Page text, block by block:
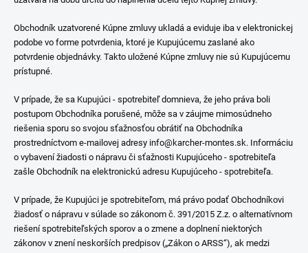
Obchodník uzatvorené Kúpne zmluvy ukladá a eviduje iba v elektronickej
podobe vo forme potvrdenia, ktoré je Kupujúcemu zaslané ako
potvrdenie objednávky. Takto uložené Kúpne zmluvy nie sú Kupujúcemu
prístupné.
V prípade, že sa Kupujúci - spotrebiteľ domnieva, že jeho práva boli
postupom Obchodníka porušené, môže sa v záujme mimosúdneho
riešenia sporu so svojou sťažnosťou obrátiť na Obchodníka
prostredníctvom e-mailovej adresy info@karcher-montes.sk. Informáciu
o vybavení žiadosti o nápravu či sťažnosti Kupujúceho - spotrebiteľa
zašle Obchodník na elektronickú adresu Kupujúceho - spotrebiteľa.
V prípade, že Kupujúci je spotrebiteľom, má právo podať Obchodníkovi
žiadosť o nápravu v súlade so zákonom č. 391/2015 Z.z. o alternatívnom
riešení spotrebiteľských sporov a o zmene a doplnení niektorých
zákonov v znení neskorších predpisov („Zákon o ARSS“), ak medzi